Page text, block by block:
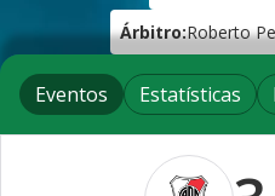
Árbitro:Roberto
Eventos Estatísticas